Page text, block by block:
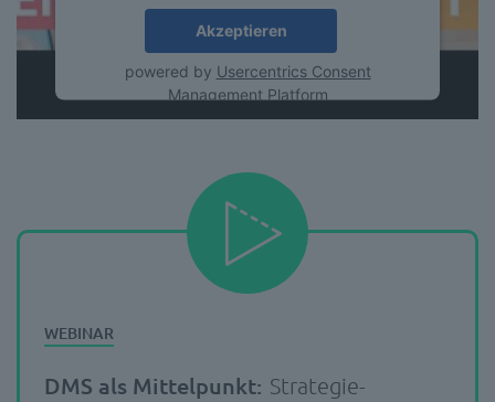
Akzeptieren
powered by Usercentrics Consent
Management Platform
DMS als Mittelpunkt: Strategie-